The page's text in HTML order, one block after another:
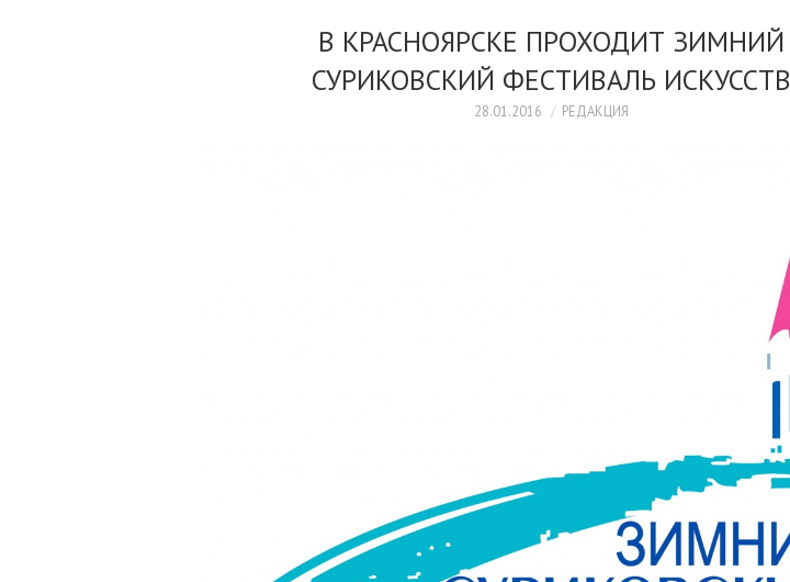
В КРАСНОЯРСКЕ ПРОХОДИТ ЗИМНИЙ
СУРИКОВСКИЙ ФЕСТИВАЛЬ ИСКУССТВ
28.01.2016 РЕДАКЦИЯ